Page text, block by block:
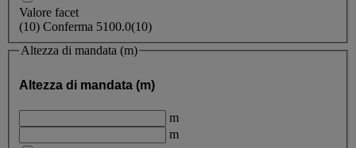
Valore facet
(10) Conferma 5100.0(10)
Altezza di mandata (m)
Altezza di mandata (m)
m
m